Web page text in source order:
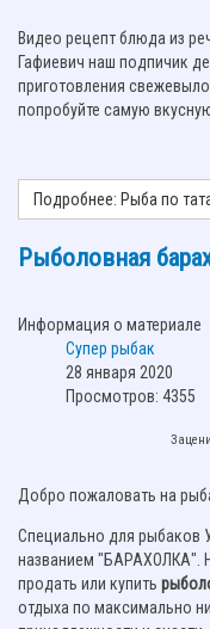
Видео рецепт блюда из
Гафиевич наш подпичик
приготовления
попробуйте самую
Подробнее: Рыба по
Рыболовная
Информация о материале
Супер рыбак
28 января 2020
Просмотров: 4355
Добро пожаловать на
Специально для рыбаков
названием "БАРАХОЛКА".
продать или купить
отдыха по максимально